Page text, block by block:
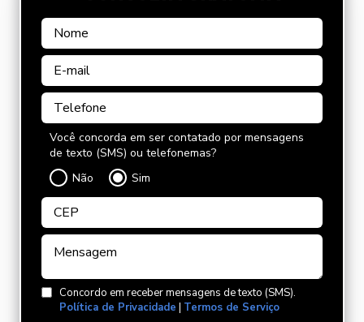
Você concorda em ser contatado por mensagens
de texto (SMS) ou telefonemas?
Não
Sim
Concordo em receber mensagens de texto (SMS).
Política de Privacidade | Termos de Serviço